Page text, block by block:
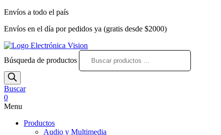
Envíos a todo el país
Envíos en el día por pedidos ya (gratis desde $2000)
Búsqueda de productos
Buscar
0
Menu
Productos
Audio y Multimedia